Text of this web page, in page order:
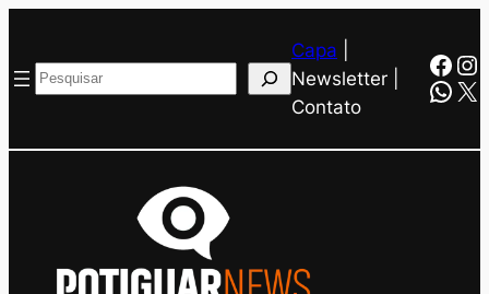
Pesquisar
Capa
Newsletter |
Contato
X